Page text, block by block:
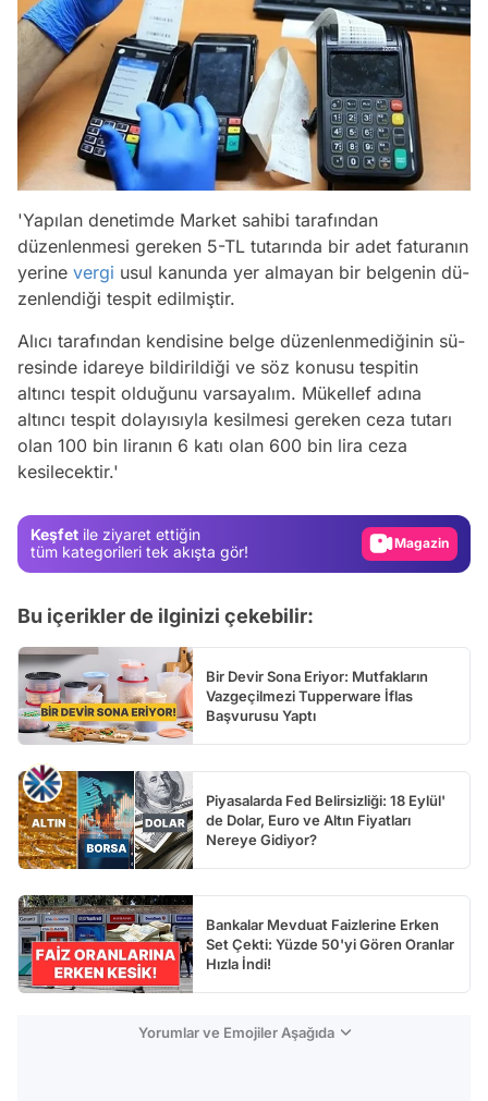
'Yapılan denetimde Market sahi­bi tarafından
düzenlenmesi gereken 5-TL tutarında bir adet faturanın
yerine vergi usul kanunda yer almayan bir belgenin dü­
zenlendiği tespit edilmiştir.
Alıcı tarafın­dan kendisine belge düzenlenmediğinin sü­
resinde idareye bildirildiği ve söz konusu tespitin
altıncı tespit olduğunu varsayalım. Mükellef adına
altıncı tespit dolayısıyla ke­silmesi gereken ceza tutarı
olan 100 bin lira­nın 6 katı olan 600 bin lira ceza
kesilecektir.'
Keşfet ile ziyaret ettiğin
tüm kategorileri tek akışta gör!
Magazin
Bu içerikler de ilginizi çekebilir:
Bir Devir Sona Eriyor: Mutfakların
Vazgeçilmezi Tupperware İflas
Başvurusu Yaptı
Piyasalarda Fed Belirsizliği: 18 Eylül'
de Dolar, Euro ve Altın Fiyatları
Nereye Gidiyor?
Bankalar Mevduat Faizlerine Erken
Set Çekti: Yüzde 50'yi Gören Oranlar
Hızla İndi!
Yorumlar ve Emojiler Aşağıda